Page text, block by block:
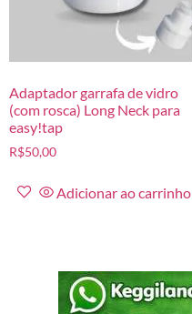
Adaptador garrafa de vidro
(com rosca) Long Neck para
easy!tap
R$50,00
Adicionar ao carrinho